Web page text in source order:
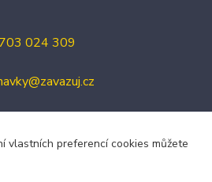
024 309
vlastních preferencí cookies můžete